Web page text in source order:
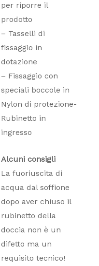
per riporre il
prodotto
– Tasselli di
fissaggio in
dotazione
– Fissaggio con
speciali boccole in
Nylon di protezione-
Rubinetto in
ingresso
Alcuni consigli
La fuoriuscita di
acqua dal soffione
dopo aver chiuso il
rubinetto della
doccia non è un
difetto ma un
requisito tecnico!